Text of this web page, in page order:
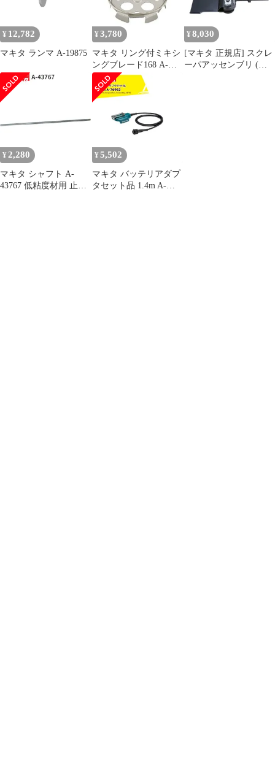
¥ 12,782
マキタ ランマ A-19875
¥ 3,780
マキタ リング付ミキシ
ングブレード168 A-
57906 低粘土材用
makita 正規品 純正品 撹
拌機 撹拌 かくはん機
かくはん 刃 ブレード
アクセサリ アタッチメ
ント 部品 交換
¥ 8,030
[マキタ 正規店] スクレ
ーパアッセンブリ (六
¥ 2,280
マキタ シャフト A-
43767 低粘度材用 止め
¥ 5,502
マキタ バッテリアダプ
タセット品 1.4m A-